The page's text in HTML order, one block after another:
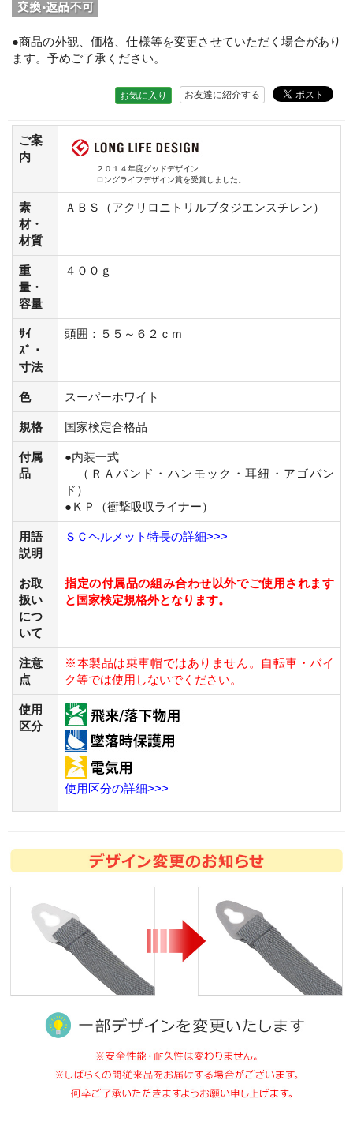
●商品の外観、価格、仕様等を変更させていただく場合があり
ます。予めご了承ください。
お友達に紹介する
お気に入り
ご案
内
２０１４年度グッドデザイン
ロングライフデザイン賞を受賞しました。
素
材・
材質
ＡＢＳ（アクリロニトリルブタジエンスチレン）
重
量・
容量
４００ｇ
ｻｲ
ｽﾞ・
寸法
頭囲：５５～６２ｃｍ
色 スーパーホワイト
規格 国家検定合格品
付属
品
●内装一式
（ＲＡバンド・ハンモック・耳紐・アゴバン
ド）
●ＫＰ（衝撃吸収ライナー）
用語
説明
ＳＣヘルメット特長の詳細>>>
お取
扱い
につ
いて
指定の付属品の組み合わせ以外でご使用されます
と国家検定規格外となります。
注意
点
※本製品は乗車帽ではありません。自転車・バイ
ク等では使用しないでください。
使用
区分
使用区分の詳細>>>